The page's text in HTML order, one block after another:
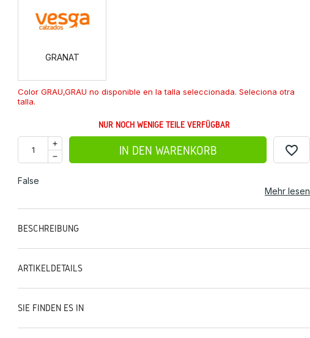
GRANAT
Color GRAU,GRAU no disponible en la talla seleccionada. Seleciona otra
talla.
NUR NOCH WENIGE TEILE VERFÜGBAR
IN DEN WARENKORB favorite_border
False
Mehr lesen
BESCHREIBUNG
ARTIKELDETAILS
SIE FINDEN ES IN